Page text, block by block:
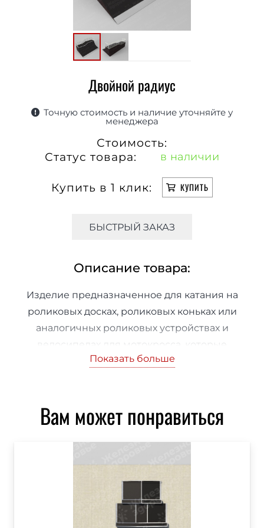
Двойной радиус
Точную стоимость и наличие уточняйте у
менеджера
Стоимость:
Статус товара:
в наличии
Купить в 1 клик: КУПИТЬ
БЫСТРЫЙ ЗАКАЗ
Описание товара:
Изделие предназначенное для катания на
роликовых досках, роликовых коньках или
аналогичных роликовых устройствах и
пользователи применяют по своему
Описание
велосипедах для мотокросса, которые
пользователи применяют по своему
Показать больше
Вам может понравиться